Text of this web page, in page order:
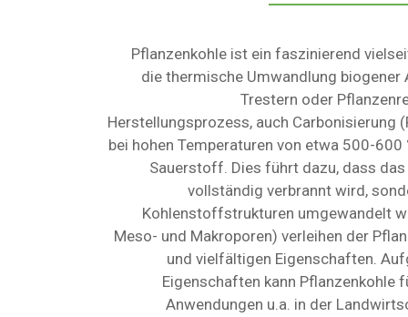
Pflanzenkohle ist ein faszinierend
die thermische Umwandlung
Trestern oder
Herstellungsprozess, auch Carbonisierung
bei hohen Temperaturen von etwa 500-600
Sauerstoff. Dies führt dazu, dass
vollständig verbrannt wird,
Kohlenstoffstrukturen umgewandelt
Meso- und Makroporen) verleihen der
und vielfältigen Eigenschaften.
Eigenschaften kann Pflanzenkohle
Anwendungen u.a. in der